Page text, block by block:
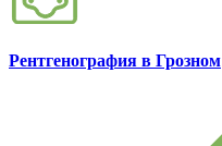
Рентгенография в Грозном